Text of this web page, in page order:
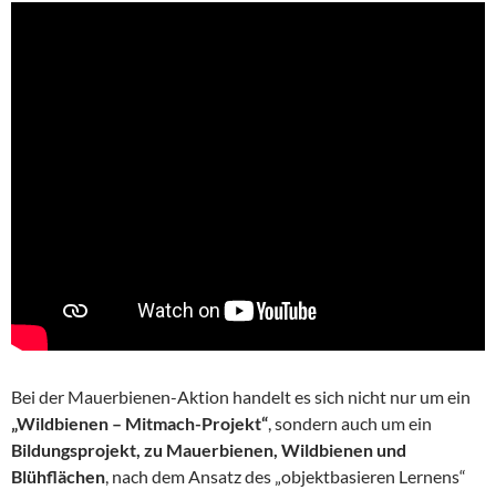
Bei der Mauerbienen-Aktion handelt es sich nicht nur um ein
„Wildbienen – Mitmach-Projekt“ , sondern auch um ein
Bildungsprojekt, zu Mauerbienen, Wildbienen und
Blühflächen , nach dem Ansatz des „objektbasieren Lernens“